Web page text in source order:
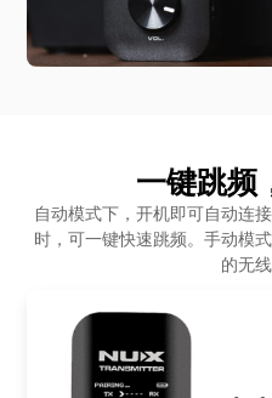
一键跳频
自动模式下，开机即可自动连
时，可一键快速跳频。手动模
的无线